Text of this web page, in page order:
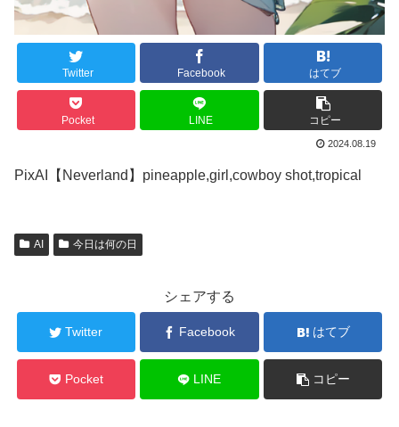
Twitter Facebook はてブ
Pocket LINE コピー
2024.08.19
PixAI【Neverland】pineapple,girl,cowboy shot,tropical
AI 今日は何の日
シェアする
Twitter Facebook はてブ
Pocket LINE コピー